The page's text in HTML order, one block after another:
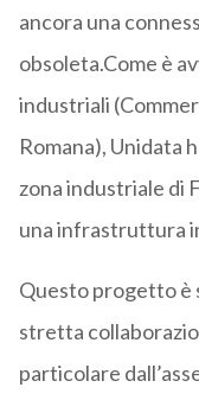
ancora una
obsoleta.Come è
industriali
Romana), Unidata
zona industriale di
una infrastruttura
Questo progetto è
stretta
particolare